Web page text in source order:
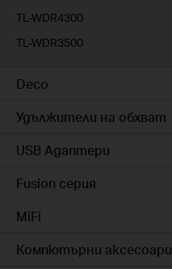
TL-WDR4300
TL-WDR3500
Deco
Удължители на обхват
USB Адаптери
Fusion серия
MiFi
Компютърни аксесоари